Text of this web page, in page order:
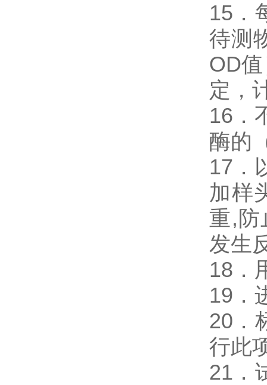
15．
待测
OD
定，
16．
酶的
17．
加样
重,防
发生
18．
19．
20．
行此
21．